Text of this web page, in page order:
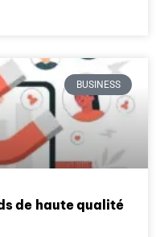
BUSINESS
de haute qualité